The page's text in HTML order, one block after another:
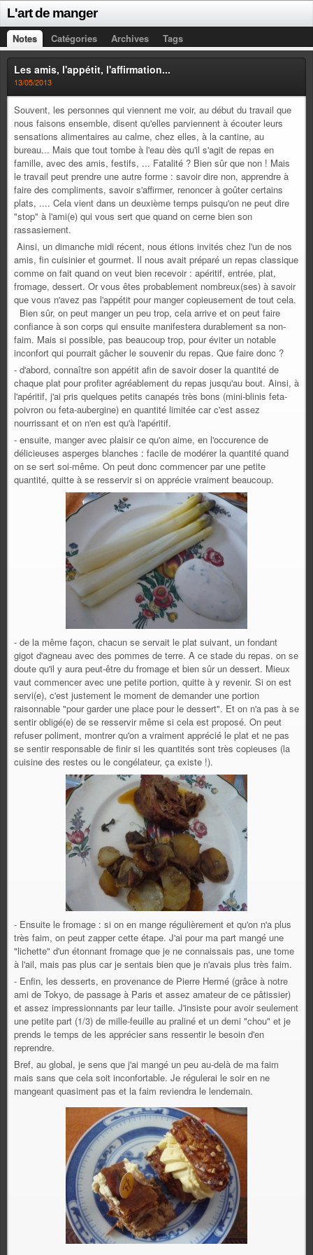
L'art de manger
Notes Catégories Archives Tags
Les amis, l'appétit, l'affirmation...
13/05/2013
Souvent, les personnes qui viennent me voir, au début du travail que
nous faisons ensemble, disent qu'elles parviennent à écouter leurs
sensations alimentaires au calme, chez elles, à la cantine, au
bureau... Mais que tout tombe à l'eau dès qu'il s'agit de repas en
famille, avec des amis, festifs, ... Fatalité ? Bien sûr que non ! Mais
le travail peut prendre une autre forme : savoir dire non, apprendre à
faire des compliments, savoir s'affirmer, renoncer à goûter certains
plats, .... Cela vient dans un deuxième temps puisqu'on ne peut dire
"stop" à l'ami(e) qui vous sert que quand on cerne bien son
rassasiement.
Ainsi, un dimanche midi récent, nous étions invités chez l'un de nos
amis, fin cuisinier et gourmet. Il nous avait préparé un repas classique
comme on fait quand on veut bien recevoir : apéritif, entrée, plat,
fromage, dessert. Or vous êtes probablement nombreux(ses) à savoir
que vous n'avez pas l'appétit pour manger copieusement de tout cela.
Bien sûr, on peut manger un peu trop, cela arrive et on peut faire
confiance à son corps qui ensuite manifestera durablement sa non-
faim. Mais si possible, pas beaucoup trop, pour éviter un notable
inconfort qui pourrait gâcher le souvenir du repas. Que faire donc ?
- d'abord, connaître son appétit afin de savoir doser la quantité de
chaque plat pour profiter agréablement du repas jusqu'au bout. Ainsi, à
l'apéritif, j'ai pris quelques petits canapés très bons (mini-blinis feta-
poivron ou feta-aubergine) en quantité limitée car c'est assez
nourrissant et on n'en est qu'à l'apéritif.
- ensuite, manger avec plaisir ce qu'on aime, en l'occurence de
délicieuses asperges blanches : facile de modérer la quantité quand
on se sert soi-même. On peut donc commencer par une petite
quantité, quitte à se resservir si on apprécie vraiment beaucoup.
- de la même façon, chacun se servait le plat suivant, un fondant
gigot d'agneau avec des pommes de terre. A ce stade du repas. on se
doute qu'il y aura peut-être du fromage et bien sûr un dessert. Mieux
vaut commencer avec une petite portion, quitte à y revenir. Si on est
servi(e), c'est justement le moment de demander une portion
raisonnable "pour garder une place pour le dessert". Et on n'a pas à se
sentir obligé(e) de se resservir même si cela est proposé. On peut
refuser poliment, montrer qu'on a vraiment apprécié le plat et ne pas
se sentir responsable de finir si les quantités sont très copieuses (la
cuisine des restes ou le congélateur, ça existe !).
- Ensuite le fromage : si on en mange régulièrement et qu'on n'a plus
très faim, on peut zapper cette étape. J'ai pour ma part mangé une
"lichette" d'un étonnant fromage que je ne connaissais pas, une tome
à l'ail, mais pas plus car je sentais bien que je n'avais plus très faim.
- Enfin, les desserts, en provenance de Pierre Hermé (grâce à notre
ami de Tokyo, de passage à Paris et assez amateur de ce pâtissier)
et assez impressionnants par leur taille. J'insiste pour avoir seulement
une petite part (1/3) de mille-feuille au praliné et un demi "chou" et je
prends le temps de les apprécier sans ressentir le besoin d'en
reprendre.
Bref, au global, je sens que j'ai mangé un peu au-delà de ma faim
mais sans que cela soit inconfortable. Je régulerai le soir en ne
mangeant quasiment pas et la faim reviendra le lendemain.